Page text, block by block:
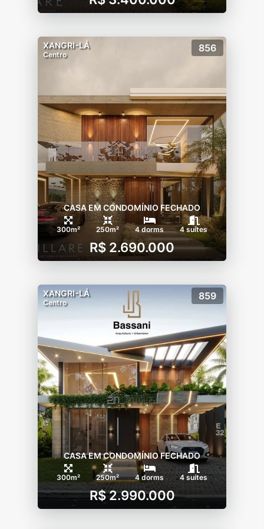
XANGRI-LÁ
Centro
856
CASA EM CONDOMÍNIO FECHADO
300m² 250m² 4 dorms 4 suítes
R$ 2.690.000
XANGRI-LÁ
Centro
859
CASA EM CONDOMÍNIO FECHADO
300m² 250m² 4 dorms 4 suítes
R$ 2.990.000